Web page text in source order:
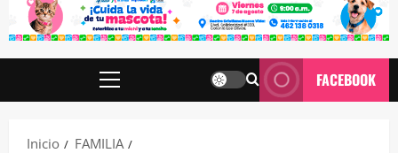
Menú
FACEBOOK
Inicio
FAMILIA